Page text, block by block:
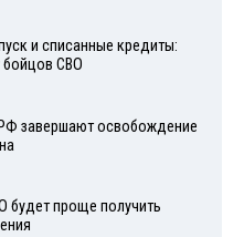
и списанные кредиты:
бойцов СВО
завершают освобождение
будет проще получить